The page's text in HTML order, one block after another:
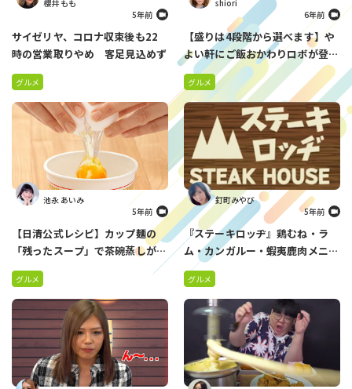
櫻井 もも
5年前
サイゼリヤ、コロナ収束後も22
時の営業取りやめ 客足見込めず
グルメ
shiori
6年前
【盛りは4段階から選べます】や
よい軒にご飯おかわりロボが登
場 感染症対策の一環で
グルメ
池永 あいみ
5年前
【日清公式レシピ】カップ麺の
「残ったスープ」で茶碗蒸しがで
きる！？レンチン３分の超簡単グ
ルメ！
グルメ
釘町みやび
5年前
『ステーキロッヂ』鶏むね・ラ
ム・カンガルー・蝦夷鹿肉メニュ
ーを発売 ヘルシーなお肉で健康
をサポート
グルメ